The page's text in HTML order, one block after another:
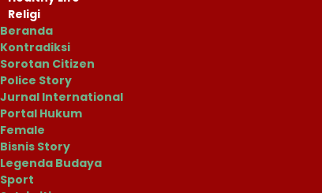
Religi
Beranda
Kontradiksi
Sorotan Citizen
Police Story
Jurnal International
Portal Hukum
Female
Bisnis Story
Legenda Budaya
Sport